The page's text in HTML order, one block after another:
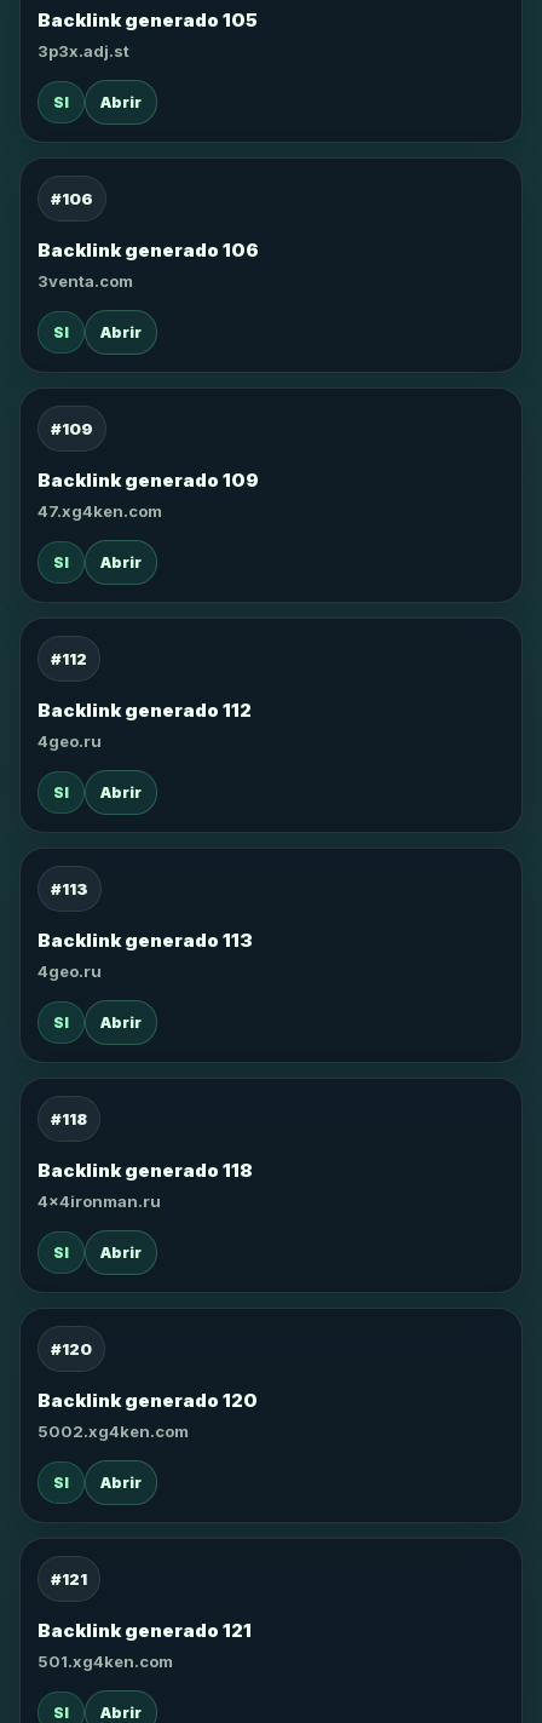
Backlink generado 105
3p3x.adj.st
SI Abrir
#106
Backlink generado 106
3venta.com
SI Abrir
#109
Backlink generado 109
47.xg4ken.com
SI Abrir
#112
Backlink generado 112
4geo.ru
SI Abrir
#113
Backlink generado 113
4geo.ru
SI Abrir
#118
Backlink generado 118
4x4ironman.ru
SI Abrir
#120
Backlink generado 120
5002.xg4ken.com
SI Abrir
#121
Backlink generado 121
501.xg4ken.com
SI Abrir